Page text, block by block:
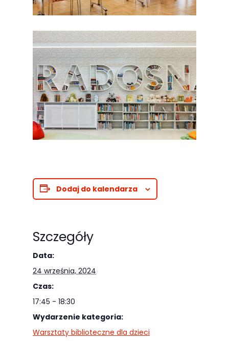
Dodaj do kalendarza
Szczegóły
Data:
24 września, 2024
Czas:
17:45 - 18:30
Wydarzenie kategoria:
Warsztaty biblioteczne dla dzieci